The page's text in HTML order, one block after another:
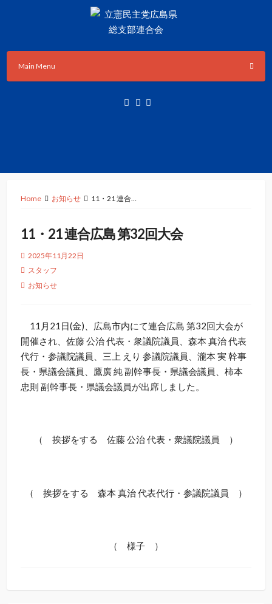
立憲民主党広島県総支部連合会
Main Menu
Home お知らせ 11・21 連合…
11・21 連合広島 第32回大会
2025年11月22日
スタッフ
お知らせ
11月21日(金)、広島市内にて連合広島 第32回大会が
開催され、佐藤 公治 代表・衆議院議員、森本 真治 代表
代行・参議院議員、三上 えり 参議院議員、瀧本 実 幹事
長・県議会議員、鷹廣 純 副幹事長・県議会議員、柿本
忠則 副幹事長・県議会議員が出席しました。
（ 挨拶をする 佐藤 公治 代表・衆議院議員 ）
（ 挨拶をする 森本 真治 代表代行・参議院議員 ）
（ 様子 ）